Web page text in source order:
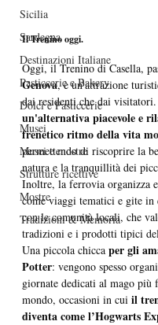
Sicilia
Sardegna
Destinazioni Italiane
Pasticcerie e Bakery
Dolci e Pasticcerie
Musei
Musei e mostre
Strutture ricettive
Mostre
Tradizioni & Memoria
Il Trenino oggi.
Oggi, il Trenino di Casella,
Genova, è un'attrazione
dai residenti che dai
un'alternativa piacevole e
frenetico ritmo della vita
permettendo di riscoprire la
natura e la tranquillità dei
Inoltre, la ferrovia organizza
come viaggi tematici e gite in
con le comunità locali, che
tradizioni e i prodotti tipici
Una piccola chicca per gli
Potter: vengono spesso
giornate dedicati al mago più
mondo, occasioni in cui il
diventa come l’Hogwarts